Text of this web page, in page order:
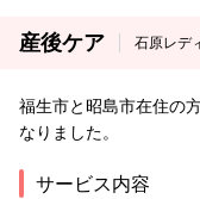
産後ケア 石原レデ
福生市と昭島市在住の
なりました。
サービス内容